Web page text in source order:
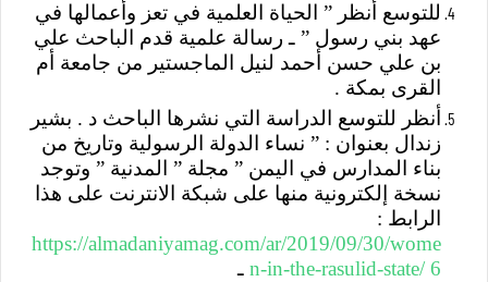
للتوسع أنظر ” الحياة العلمية في تعز وأعمالها في
عهد بني رسول ” ـ رسالة علمية قدم الباحث علي
بن علي حسن أحمد لنيل الماجستير من جامعة أم
القرى بمكة .
أنظر للتوسع الدراسة التي نشرها الباحث د . بشير
زندال بعنوان : ” نساء الدولة الرسولية وتاريخ من
بناء المدارس في اليمن ” مجلة ” المدنية ” وتوجد
نسخة إلكترونية منها على شبكة الانترنت على هذا
الرابط :
https://almadaniyamag.com/ar/2019/09/30/wome
n-in-the-rasulid-state/ 6 ـ